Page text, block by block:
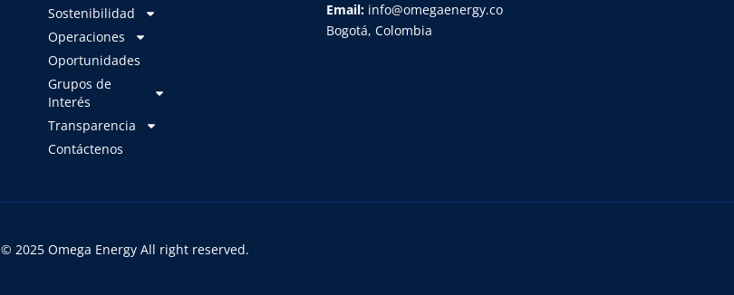
Sostenibilidad
Operaciones
Oportunidades
Grupos de
Interés
Transparencia
Contáctenos
Email:info@omegaenergy.co
Bogotá, Colombia
© 2025 Omega Energy All right reserved.